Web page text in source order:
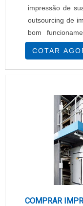
impressão de
outsourcing de
bom
novas
segurança dos
prestador de serviços A
os custos e
COTAR
COMPRAR